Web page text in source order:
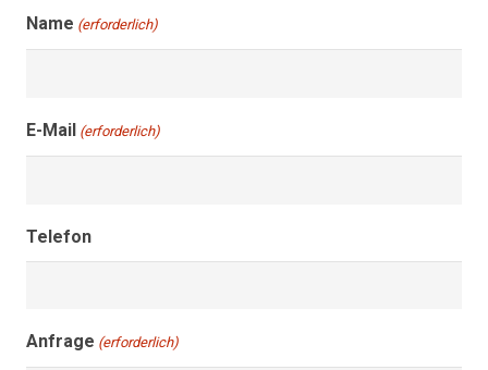
Name (erforderlich)
E-Mail (erforderlich)
Telefon
Anfrage (erforderlich)